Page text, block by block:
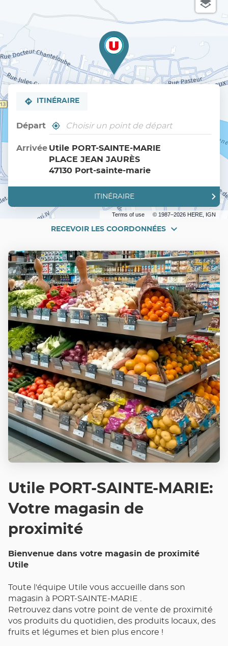
Terms of use © 1987–2026 HERE, IGN
ITINÉRAIRE
Départ
,
trouver
un
point
de
vente
À
proximité
Arrivée Utile PORT-SAINTE-MARIE
PLACE JEAN JAURÈS
47130 Port-sainte-marie
ITINÉRAIRE
JUSQU'AU
POINT
DE
UTILE
MARIE
RECEVOIR LES COORDONNÉES
RECEVOIR
COORDONNÉES
Utile PORT-SAINTE-MARIE:
Votre magasin de
proximité
Bienvenue dans votre magasin de proximité
Utile
Toute l'équipe Utile vous accueille dans son
magasin à PORT-SAINTE-MARIE .
Retrouvez dans votre point de vente de proximité
vos produits du quotidien, des produits locaux, des
fruits et légumes et bien plus encore !